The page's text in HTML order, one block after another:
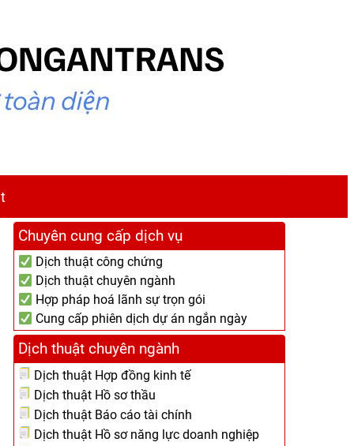
Chuyên cung cấp dịch vụ
Dịch thuật công chứng
Dịch thuật chuyên ngành
Hợp pháp hoá lãnh sự trọn gói
Cung cấp phiên dịch dự án ngắn ngày
Dịch thuật chuyên ngành
Dịch thuật Hợp đồng kinh tế
Dịch thuật Hồ sơ thầu
Dịch thuật Báo cáo tài chính
Dịch thuật Hồ sơ năng lực doanh nghiệp